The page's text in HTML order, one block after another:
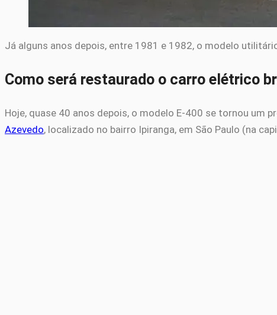
Já alguns anos depois, entre 1981 e 1982, o modelo
Como será restaurado o carro elétrico
Hoje, quase 40 anos depois, o modelo E-400 se tornou um
Azevedo, localizado no bairro Ipiranga, em São Paulo (na